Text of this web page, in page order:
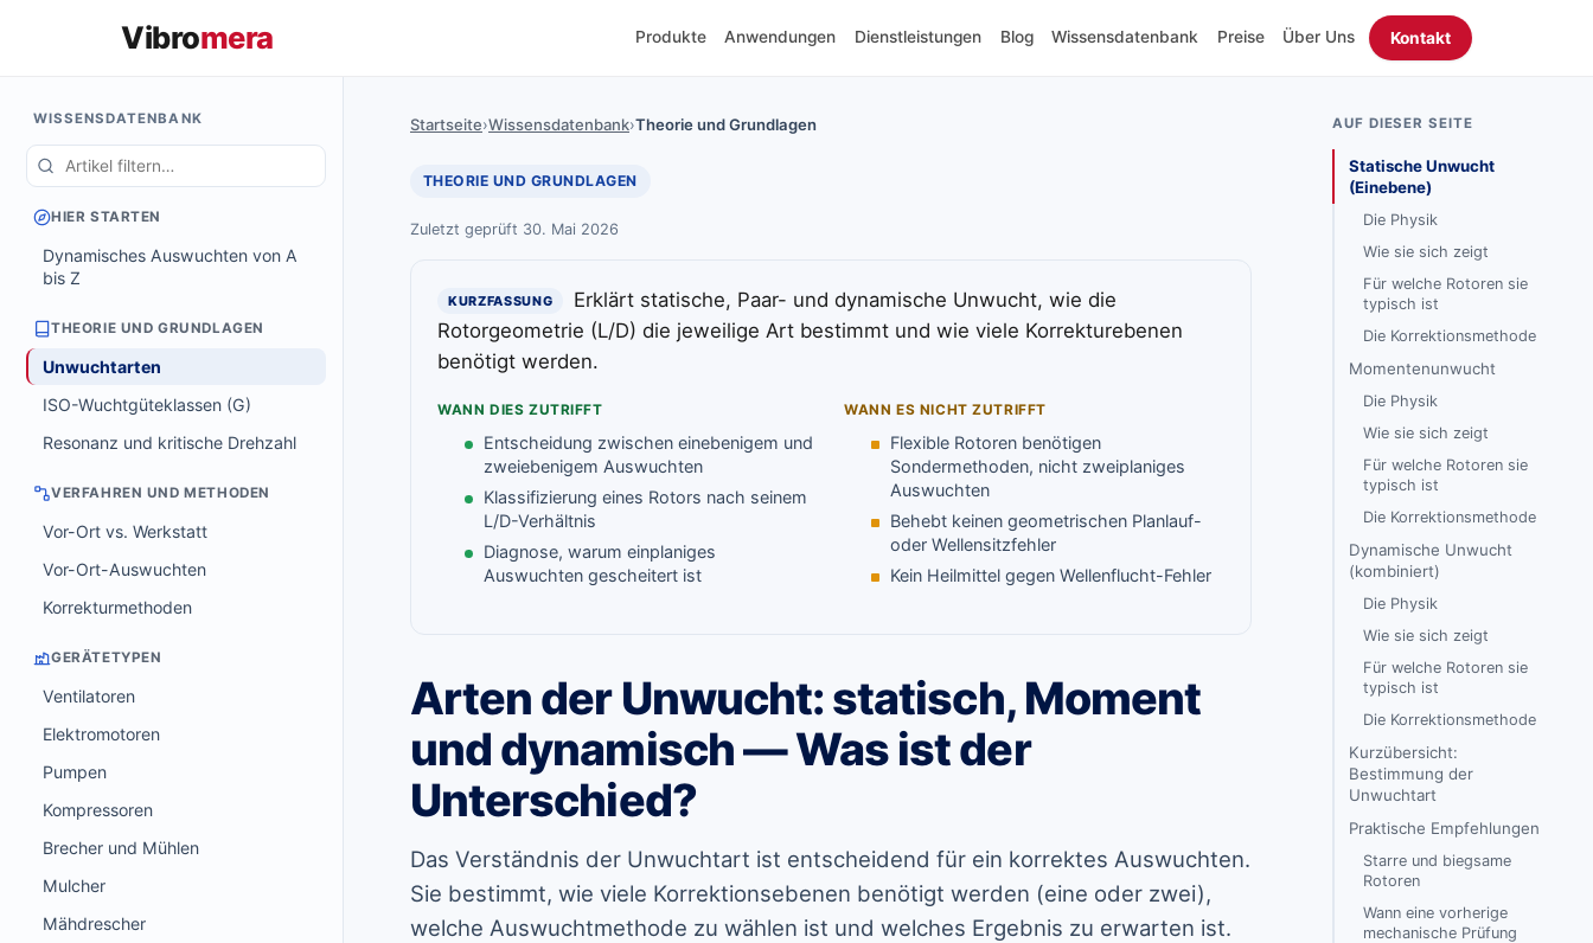
Vibromera Produkte Anwendungen Dienstleistungen Blog Wissensdatenbank Preise Über Uns Kontakt
WISSENSDATENBANK
HIER STARTEN
Dynamisches Auswuchten von A
bis Z
THEORIE UND GRUNDLAGEN
Unwuchtarten
ISO-Wuchtgüteklassen (G)
Resonanz und kritische Drehzahl
VERFAHREN UND METHODEN
Vor-Ort vs. Werkstatt
Vor-Ort-Auswuchten
Korrekturmethoden
GERÄTETYPEN
Ventilatoren
Elektromotoren
Pumpen
Kompressoren
Brecher und Mühlen
Mulcher
Mähdrescher
Startseite›Wissensdatenbank›Theorie und Grundlagen
THEORIE UND GRUNDLAGEN
Zuletzt geprüft 30. Mai 2026
KURZFASSUNG
Erklärt statische, Paar- und dynamische Unwucht, wie die
Rotorgeometrie (L/D) die jeweilige Art bestimmt und wie viele Korrekturebenen
benötigt werden.
WANN DIES ZUTRIFFT
Entscheidung zwischen einebenigem und
zweiebenigem Auswuchten
Klassifizierung eines Rotors nach seinem
L/D-Verhältnis
Diagnose, warum einplaniges
Auswuchten gescheitert ist
WANN ES NICHT ZUTRIFFT
Flexible Rotoren benötigen
Sondermethoden, nicht zweiplaniges
Auswuchten
Behebt keinen geometrischen Planlauf-
oder Wellensitzfehler
Kein Heilmittel gegen Wellenflucht-Fehler
Arten der Unwucht: statisch, Moment
und dynamisch — Was ist der
Unterschied?
Das Verständnis der Unwuchtart ist entscheidend für ein korrektes Auswuchten.
Sie bestimmt, wie viele Korrektionsebenen benötigt werden (eine oder zwei),
welche Auswuchtmethode zu wählen ist und welches Ergebnis zu erwarten ist.
AUF DIESER SEITE
Statische Unwucht
(Einebene)
Die Physik
Wie sie sich zeigt
Für welche Rotoren sie
typisch ist
Die Korrektionsmethode
Momentenunwucht
Die Physik
Wie sie sich zeigt
Für welche Rotoren sie
typisch ist
Die Korrektionsmethode
Dynamische Unwucht
(kombiniert)
Die Physik
Wie sie sich zeigt
Für welche Rotoren sie
typisch ist
Die Korrektionsmethode
Kurzübersicht:
Bestimmung der
Unwuchtart
Praktische Empfehlungen
Starre und biegsame
Rotoren
Wann eine vorherige
mechanische Prüfung